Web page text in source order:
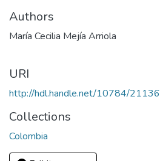
Authors
María Cecilia Mejía Arriola
URI
http://hdl.handle.net/10784/21136
Collections
Colombia